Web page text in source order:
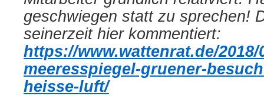
geschwiegen statt zu sprechen!
seinerzeit hier kommentiert:
https://www.wattenrat.de/
meeresspiegel-gruener-
heisse-luft/